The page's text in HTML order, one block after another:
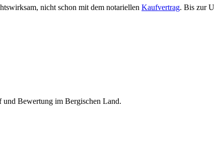
nicht schon mit dem notariellen Kaufvertrag. Bis zur
und Bewertung im Bergischen Land.